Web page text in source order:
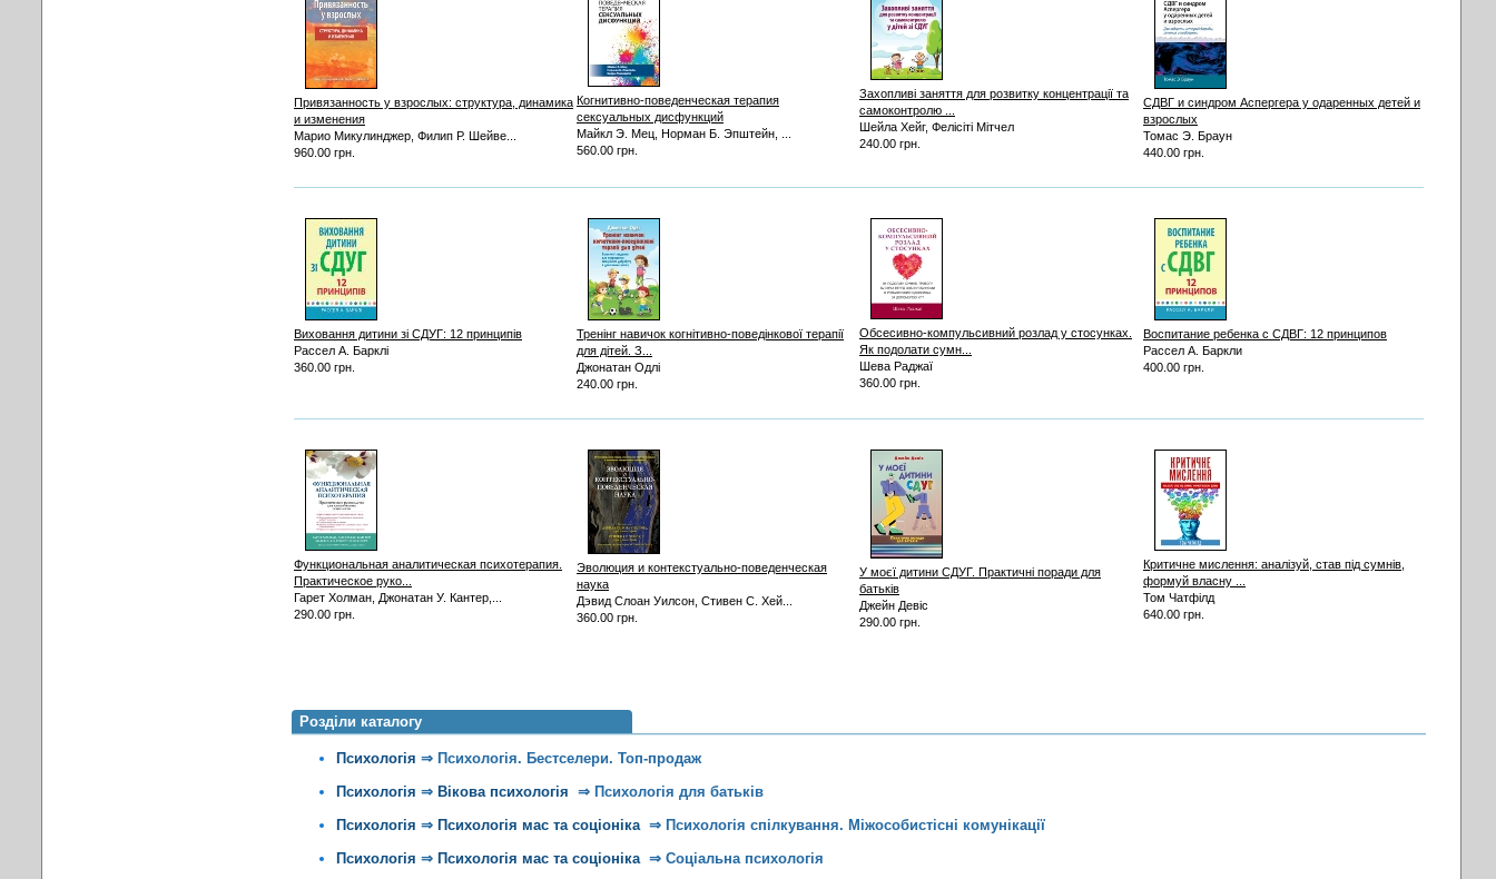
Привязанность у взрослых: структура, динамика
и изменения
Марио Микулинджер, Филип Р. Шейве...
960.00 грн.
Когнитивно-поведенческая терапия
сексуальных дисфункций
Майкл Э. Мец, Норман Б. Эпштейн, ...
560.00 грн.
Захопливі заняття для розвитку концентрації та
самоконтролю ...
Шейла Хейг, Фелісіті Мітчел
240.00 грн.
СДВГ и синдром Аспергера у одаренных детей и
взрослых
Томас Э. Браун
440.00 грн.
Виховання дитини зі СДУГ: 12 принципів
Рассел А. Барклі
360.00 грн.
Тренінг навичок когнітивно-поведінкової терапії
для дітей. З...
Джонатан Одлі
240.00 грн.
Обсесивно-компульсивний розлад у стосунках.
Як подолати сумн...
Шева Раджаї
360.00 грн.
Воспитание ребенка с СДВГ: 12 принципов
Рассел А. Баркли
400.00 грн.
Функциональная аналитическая психотерапия.
Практическое руко...
Гарет Холман, Джонатан У. Кантер,...
290.00 грн.
Эволюция и контекстуально-поведенческая
наука
Дэвид Слоан Уилсон, Стивен С. Хей...
360.00 грн.
У моєї дитини СДУГ. Практичні поради для
батьків
Джейн Девіс
290.00 грн.
Критичне мислення: аналізуй, став під сумнів,
формуй власну ...
Том Чатфілд
640.00 грн.
Розділи каталогу
Психологія ⇒ Психологія. Бестселери. Топ-продаж
Психологія ⇒ Вікова психологія ⇒ Психологія для батьків
Психологія ⇒ Психологія мас та соціоніка ⇒ Психологія спілкування. Міжособистісні комунікації
Психологія ⇒ Психологія мас та соціоніка ⇒ Соціальна психологія